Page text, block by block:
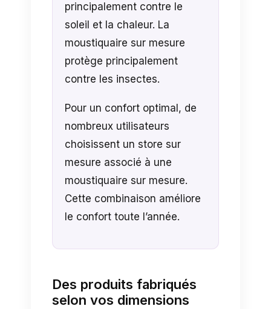
principalement contre le
soleil et la chaleur. La
moustiquaire sur mesure
protège principalement
contre les insectes.
Pour un confort optimal, de
nombreux utilisateurs
choisissent un store sur
mesure associé à une
moustiquaire sur mesure.
Cette combinaison améliore
le confort toute l’année.
Des produits fabriqués
selon vos dimensions